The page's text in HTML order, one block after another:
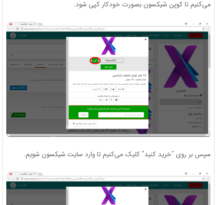
می‌کنیم تا کوپن شیکسون بصورت خودکار کپی شود.
سپس بر روی “خرید کنید” کلیک می‌کنیم تا وارد سایت شیکسون شویم.